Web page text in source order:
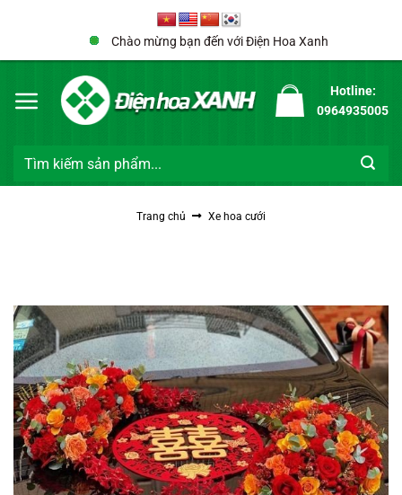
Chào mừng bạn đến với Điện Hoa Xanh
Hotline:
0964935005
Tìm
Trang chủ Xe hoa cưới